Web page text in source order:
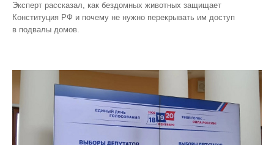
Эксперт рассказал, как бездомных животных защищает
Конституция РФ и почему не нужно перекрывать им доступ
в подвалы домов.